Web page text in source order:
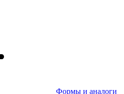
Формы и аналоги